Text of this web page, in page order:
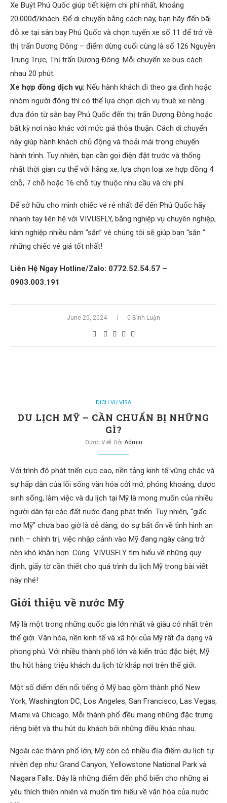
Xe Buýt Phú Quốc giúp tiết kiệm chi phí nhất, khoảng
20.000đ/khách. Để di chuyển bằng cách này, bạn hãy đến bãi
đỗ xe tại sân bay Phú Quốc và chọn tuyến xe số 11 để trở về
thị trấn Dương Đông – điểm dừng cuối cùng là số 126 Nguyễn
Trung Trực, Thị trấn Dương Đông. Mỗi chuyến xe bus cách
nhau 20 phút.
Xe hợp đồng dịch vụ: Nếu hành khách đi theo gia đình hoặc
nhóm người đông thì có thể lựa chọn dịch vụ thuê xe riêng
đưa đón từ sân bay Phú Quốc đến thị trấn Dương Đông hoặc
bất kỳ nơi nào khác với mức giá thỏa thuận. Cách di chuyển
này giúp hành khách chủ động và thoải mái trong chuyến
hành trình. Tuy nhiên, bạn cần gọi điện đặt trước và thống
nhất thời gian cụ thể với hãng xe, lựa chọn loại xe hợp đồng 4
chỗ, 7 chỗ hoặc 16 chỗ tùy thuộc nhu cầu và chi phí.
Để sở hữu cho mình chiếc vé rẻ nhất để đến Phú Quốc hãy
nhanh tay liên hệ với VIVUSFLY, bằng nghiệp vụ chuyên nghiệp,
kinh nghiệp nhiều năm “săn” vé chúng tôi sẽ giúp bạn “săn ”
những chiếc vé giá tốt nhất!
Liên Hệ Ngay Hotline/Zalo: 0772.52.54.57 –
0903.003.191
June 20, 2024 0 Bình Luận
DỊCH VỤ VISA
DU LỊCH MỸ – CẦN CHUẨN BỊ NHỮNG
GÌ?
Được Viết Bởi Admin
Với trình độ phát triển cực cao, nền tảng kinh tế vững chắc và
sự hấp dẫn của lối sống văn hóa cởi mở, phóng khoáng, được
sinh sống, làm việc và du lịch tại Mỹ là mong muốn của nhiều
người dân tại các đất nước đang phát triển. Tuy nhiên, “giấc
mơ Mỹ” chưa bao giờ là dễ dàng, do sự bất ổn về tình hình an
ninh – chính trị, việc nhập cảnh vào Mỹ đang ngày càng trở
nên khó khăn hơn. Cùng VIVUSFLY tìm hiểu về những quy
định, giấy tờ cần thiết cho quá trình du lịch Mỹ trong bài viết
này nhé!
Giới thiệu về nước Mỹ
Mỹ là một trong những quốc gia lớn nhất và giàu có nhất trên
thế giới. Văn hóa, nền kinh tế và xã hội của Mỹ rất đa dạng và
phong phú. Với nhiều thành phố lớn và kiến trúc đặc biệt, Mỹ
thu hút hàng triệu khách du lịch từ khắp nơi trên thế giới.
Một số điểm đến nổi tiếng ở Mỹ bao gồm thành phố New
York, Washington DC, Los Angeles, San Francisco, Las Vegas,
Miami và Chicago. Mỗi thành phố đều mang những đặc trưng
riêng biệt và thu hút du khách bởi những điều khác nhau.
Ngoài các thành phố lớn, Mỹ còn có nhiều địa điểm du lịch tự
nhiên đẹp như Grand Canyon, Yellowstone National Park và
Niagara Falls. Đây là những điểm đến phổ biến cho những ai
yêu thích thiên nhiên và muốn tìm hiểu về văn hóa của nước